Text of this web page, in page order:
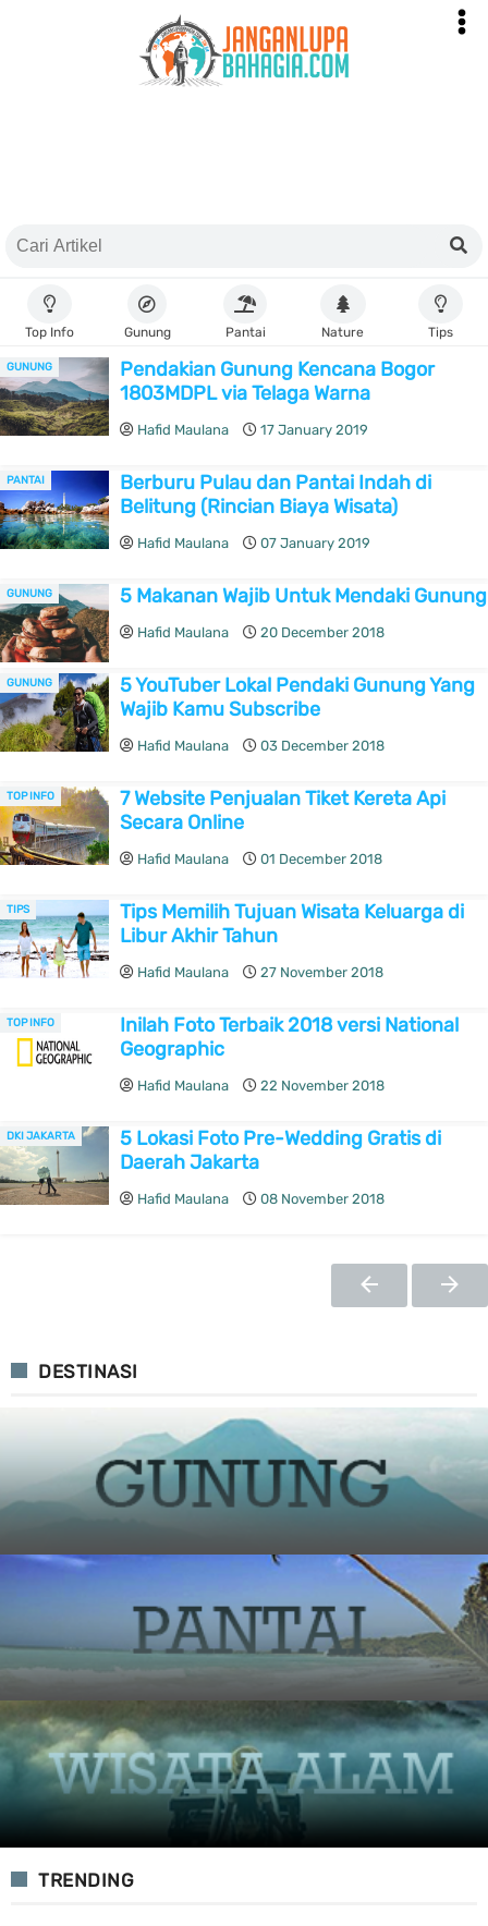
Tips
Nature
Pantai
Gunung
Top Info
GUNUNG
Pendakian Gunung Kencana Bogor
1803MDPL via Telaga Warna
Hafid Maulana 17 January 2019
PANTAI
Berburu Pulau dan Pantai Indah di
Belitung (Rincian Biaya Wisata)
Hafid Maulana 07 January 2019
GUNUNG 5 Makanan Wajib Untuk Mendaki Gunung
Hafid Maulana 20 December 2018
GUNUNG
5 YouTuber Lokal Pendaki Gunung Yang
Wajib Kamu Subscribe
Hafid Maulana 03 December 2018
TOP INFO
7 Website Penjualan Tiket Kereta Api
Secara Online
Hafid Maulana 01 December 2018
TIPS
Tips Memilih Tujuan Wisata Keluarga di
Libur Akhir Tahun
Hafid Maulana 27 November 2018
TOP INFO
Inilah Foto Terbaik 2018 versi National
Geographic
Hafid Maulana 22 November 2018
DKI JAKARTA
5 Lokasi Foto Pre-Wedding Gratis di
Daerah Jakarta
Hafid Maulana 08 November 2018
DESTINASI
TRENDING